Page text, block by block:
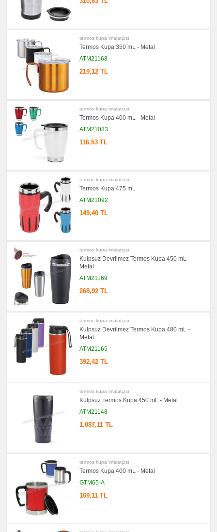
termos kupa i̇malatçısı
Termos Kupa 350 mL - Metal
ATM21168
219,12 TL
termos kupa i̇malatçısı
Termos Kupa 400 mL - Metal
ATM21083
116,53 TL
termos kupa i̇malatçısı
Termos Kupa 475 mL
ATM21092
149,40 TL
termos kupa i̇malatçısı
Kulpsuz Devrilmez Termos Kupa 450 mL -
Metal
ATM21169
268,92 TL
termos kupa i̇malatçısı
Kulpsuz Devrilmez Termos Kupa 480 mL -
Metal
ATM21165
392,42 TL
termos kupa i̇malatçısı
Kulpsuz Termos Kupa 450 mL - Metal
ATM21148
1.087,11 TL
termos kupa i̇malatçısı
Termos Kupa 400 mL - Metal
GTM65-A
169,11 TL
Para
Tabağı
Evrak
Çantası
Sekreter
Bloknot
promosyon
Masa
Seti
Takımı
promosyon
Yapışkan
Notluk
Seti
Aksesuarları
promosyon
Diğer
Ürünler